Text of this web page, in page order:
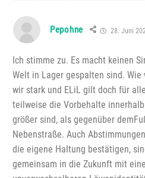
Pepohne 28. Juni
Ich stimme zu. Es macht keinen
Welt in Lager gespalten sind. Wie
wir stark und ELiL gilt doch für
teilweise die Vorbehalte innerhalb
größer sind, als gegenüber
Nebenstraße. Auch
die eigene Haltung bestätigen,
gemeinsam in die Zukunft mit